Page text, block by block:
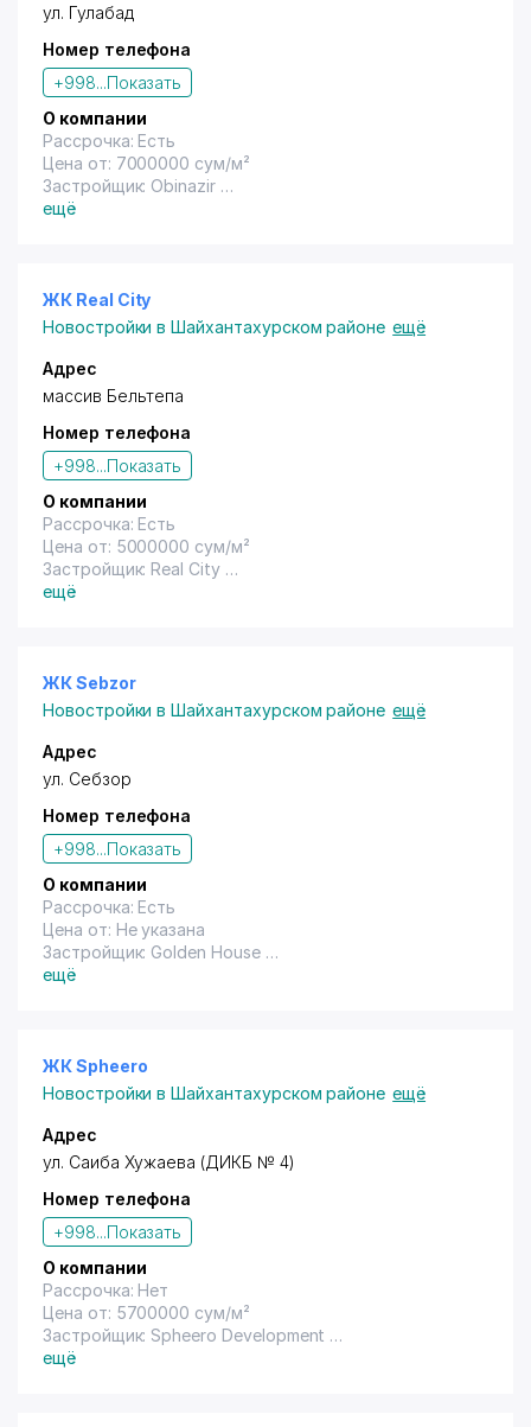
ул. Гулабад
Номер телефона
+998...Показать
О компании
Рассрочка: Есть
Цена от: 7000000 сум/м²
Застройщик: Obinazir
Год сдачи: Не указана
ещё
ЖК Real City
Новостройки в Шайхантахурском районе ещё
Адрес
массив Бельтепа
Номер телефона
+998...Показать
О компании
Рассрочка: Есть
Цена от: 5000000 сум/м²
Застройщик: Real City
Год сдачи: Не указана
ещё
ЖК Sebzor
Новостройки в Шайхантахурском районе ещё
Адрес
ул. Себзор
Номер телефона
+998...Показать
О компании
Рассрочка: Есть
Цена от: Не указана
Застройщик: Golden House
Год сдачи: Не указана
ещё
ЖК Spheero
Новостройки в Шайхантахурском районе ещё
Адрес
ул. Саиба Хужаева (ДИКБ № 4)
Номер телефона
+998...Показать
О компании
Рассрочка: Нет
Цена от: 5700000 сум/м²
Застройщик: Spheero Development
Год сдачи: Не указана
ещё